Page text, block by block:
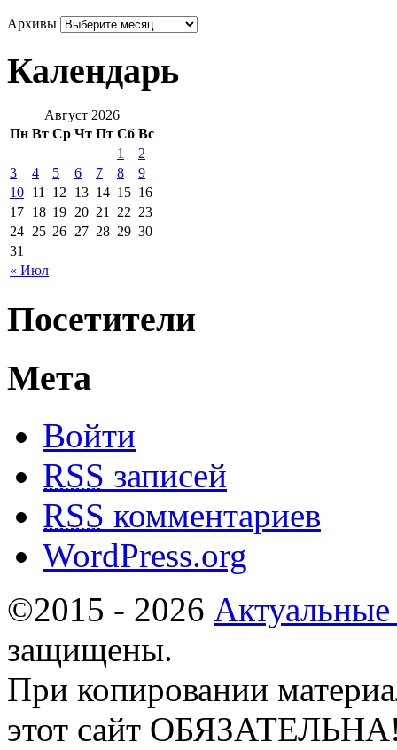
Архивы
Календарь
Август 2026
Пн Вт Ср Чт Пт Сб Вс
« Июл
1
2
3
4 5 6 7 8
9
10 11 12 13 14 15 16
17 18 19 20 21 22 23
24 25 26 27 28 29 30
31
Посетители
Мета
Войти
RSS записей
RSS комментариев
WordPress.org
©2015 - 2026
защищены.
При копировании
этот сайт